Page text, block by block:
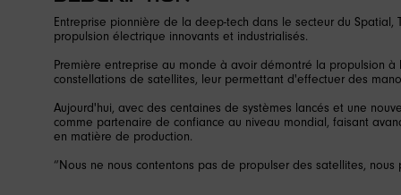
Entreprise pionnière de la deep-tech dans le secteur du
propulsion électrique innovants et industrialisés.
Première entreprise au monde à avoir démontré la propulsion
constellations de satellites, leur permettant d'effectuer des
Aujourd'hui, avec des centaines de systèmes lancés et une
comme partenaire de confiance au niveau mondial, faisant
en matière de production.